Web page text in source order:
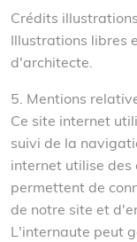
Crédits
Illustrations libres
d'architecte.
5. Mentions
Ce site internet
suivi de la
internet utilise des
permettent de
de notre site et
L'internaute peut